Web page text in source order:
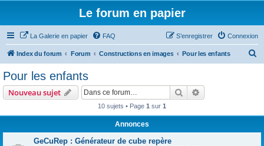
Le forum en papier
La Galerie en papier FAQ Connexion
S’enregistrer
Index du forum Forum Constructions en images Pour les enfants
Pour les enfants
Nouveau sujet Rechercher
10 sujets • Page 1 sur 1
Annonces
GeCuRep : Générateur de cube repère